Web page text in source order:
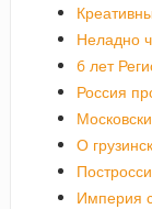
Неладно
6 лет
Россия
О
Империя